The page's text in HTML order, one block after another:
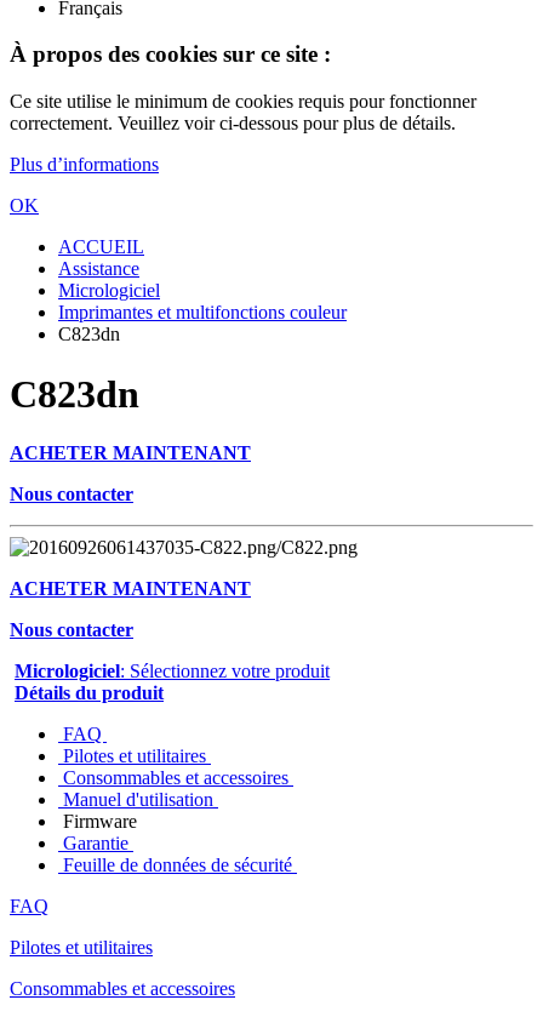
Français
À propos des cookies sur ce site :
Ce site utilise le minimum de cookies requis pour fonctionner
correctement. Veuillez voir ci-dessous pour plus de détails.
Plus d’informations
OK
ACCUEIL
Assistance
Micrologiciel
Imprimantes et multifonctions couleur
C823dn
C823dn
ACHETER MAINTENANT
Nous contacter
ACHETER MAINTENANT
Nous contacter
Micrologiciel: Sélectionnez votre produit
Détails du produit
FAQ
Pilotes et utilitaires
Consommables et accessoires
Manuel d'utilisation
Firmware
Garantie
Feuille de données de sécurité
FAQ
Pilotes et utilitaires
Consommables et accessoires